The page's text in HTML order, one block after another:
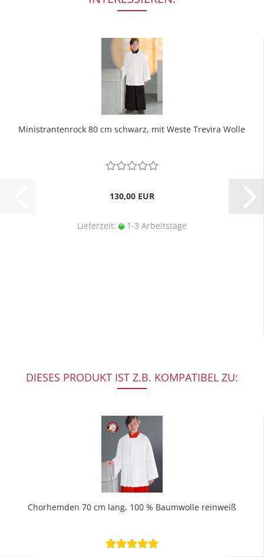
Ministrantenrock 80 cm schwarz, mit Weste Trevira Wolle
130,00 EUR
Lieferzeit: 1-3 Arbeitstage
DIESES PRODUKT IST Z.B. KOMPATIBEL ZU:
Chorhemden 70 cm lang, 100 % Baumwolle reinweiß